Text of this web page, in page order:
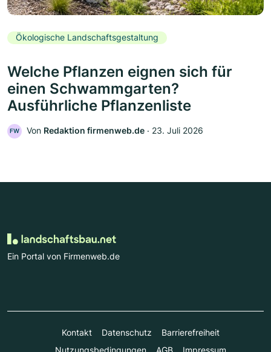
Ökologische Landschaftsgestaltung
Welche Pflanzen eignen sich für
einen Schwammgarten?
Ausführliche Pflanzenliste
FW Von Redaktion firmenweb.de ‧ 23. Juli 2026
Ein Portal von Firmenweb.de
Kontakt Datenschutz
Barrierefreiheit
Nutzungsbedingungen
AGB Impressum